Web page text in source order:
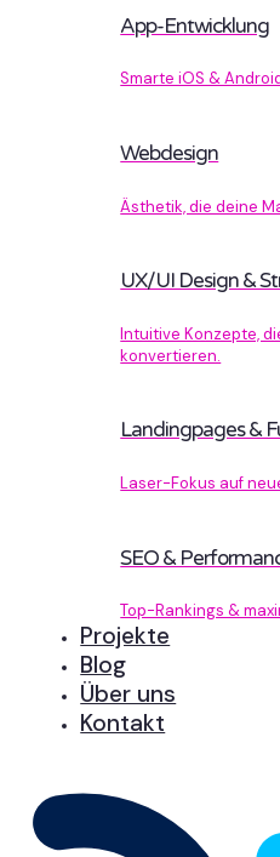
App-Entwicklung
Smarte iOS &
Webdesign
Ästhetik, die deine
UX/UI Design &
Intuitive Konzepte,
konvertieren.
Landingpages &
Laser-Fokus auf
SEO &
Top-Rankings &
Projekte
Blog
Über uns
Kontakt